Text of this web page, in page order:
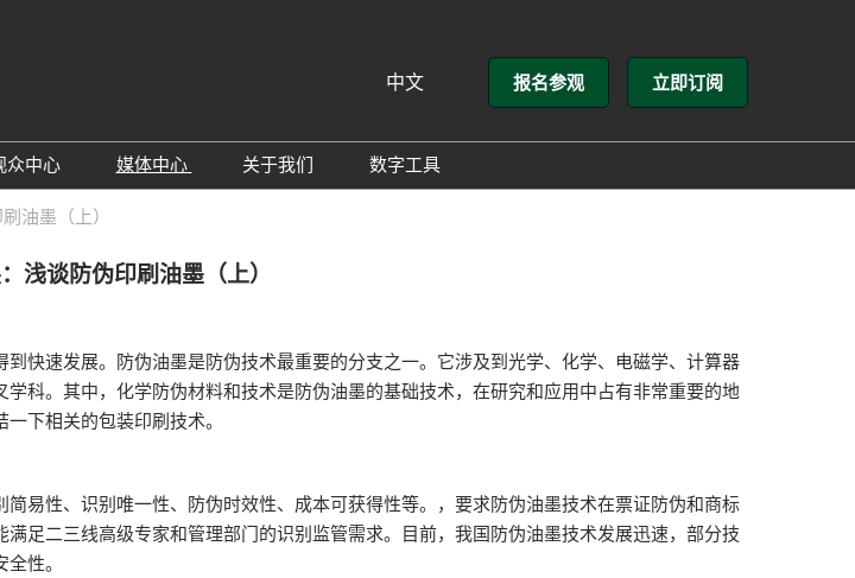
中文
English
报名参观 立即订阅
创新论坛
众中心
观众预登记
展商名单
观众增值服务
媒体中心
下载中心
关于我们
数字工具
油墨（上）
浅谈防伪印刷油墨（上）
速发展。防伪油墨是防伪技术最重要的分支之一。它涉及到光学、化学、电磁学、计算器
科。其中，化学防伪材料和技术是防伪油墨的基础技术，在研究和应用中占有非常重要的地
下相关的包装印刷技术。
性、识别唯一性、防伪时效性、成本可获得性等。，要求防伪油墨技术在票证防伪和商标
足二三线高级专家和管理部门的识别监管需求。目前，我国防伪油墨技术发展迅速，部分技
性。